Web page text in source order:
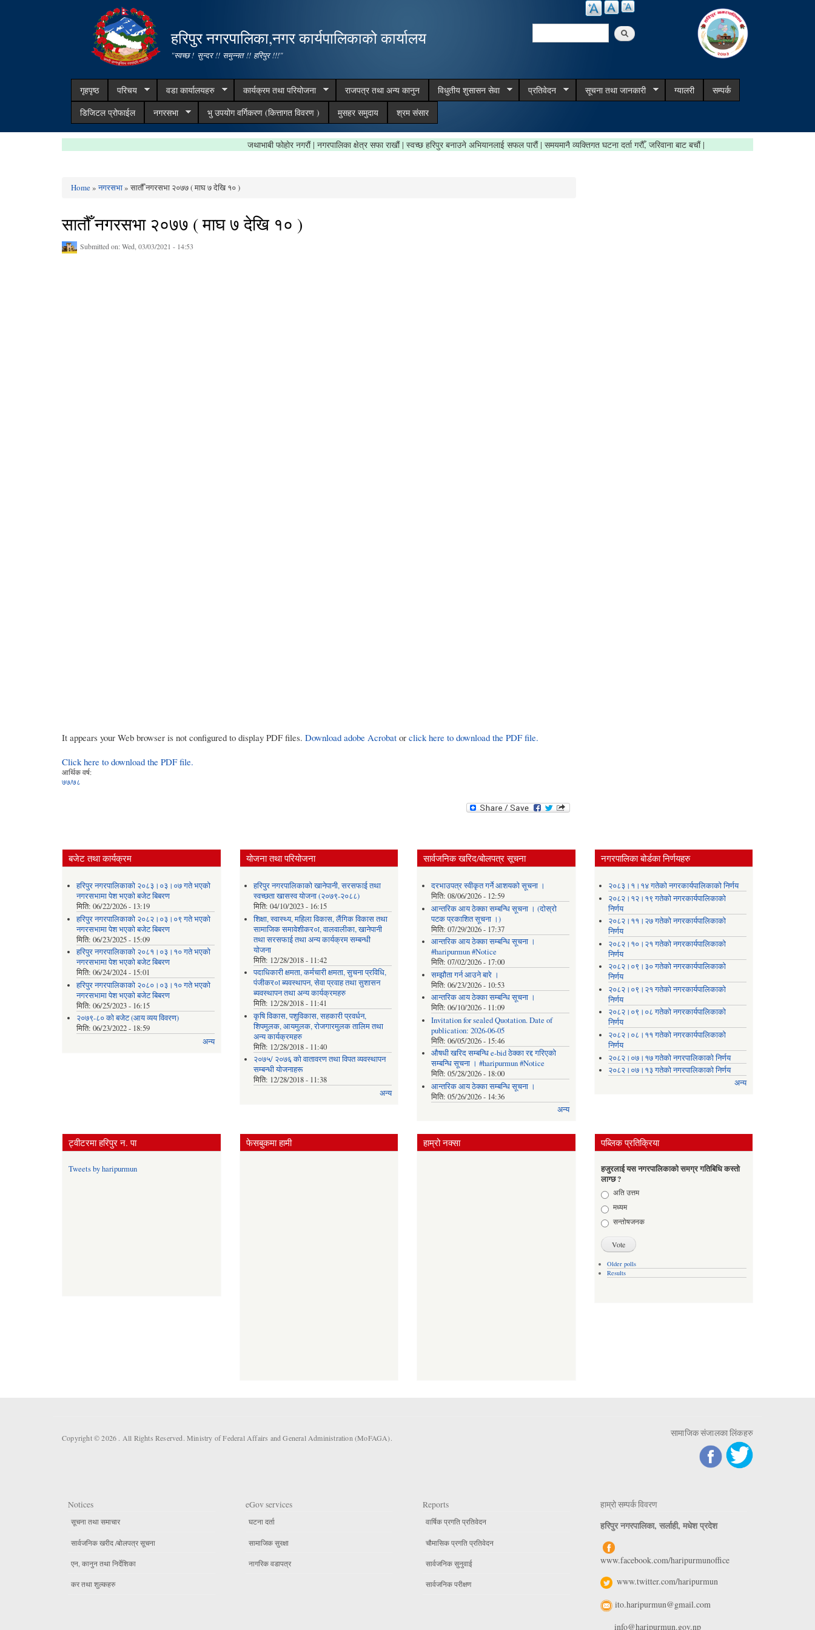
content
हरिपुर नगरपालिका,नगर कार्यपालिकाको कार्यालय
"स्वच्छ ! सुन्दर !! समुन्नत !! हरिपुर !!!"
Search
गृहपृष्ठ परिचय वडा कार्यालयहरु कार्यक्रम तथा परियोजना राजपत्र तथा अन्य कानुन विधुतीय शुसासन सेवा प्रतिवेदन सूचना तथा जानकारी ग्यालरी
सम्पर्क
डिजिटल प्रोफाईल
नगरसभा भु उपयोग वर्गिकरण (कित्तागत विवरण ) मुसहर समुदाय श्रम संसार
जथाभाबी फोहोर नगरौं | नगरपालिका क्षेत्र सफा राखौं | स्वच्छ हरिपुर बनाउने अभियानलाई सफल पारौं | समयमानै व्यक्तिगत घटना दर्ता गरौँ, जरिवाना बाट बचौं |
Home»नगरसभा» सातौँ नगरसभा २०७७ ( माघ ७ देखि १० )
सातौँ नगरसभा २०७७ ( माघ ७ देखि १० )
Submitted on:Wed, 03/03/2021 - 14:53
It appears your Web browser is not configured to display PDF files. Download adobe Acrobat or click here to download the PDF file.
Click here to download the PDF file.
आर्थिक वर्ष:
७७/७८
बजेट तथा कार्यक्रम
हरिपुर नगरपालिकाको २०८३।०३।०७ गते भएको
नगरसभामा पेश भएको बजेट बिबरण
मिति: 06/22/2026 - 13:19
हरिपुर नगरपालिकाको २०८२।०३।०९ गते भएको
नगरसभामा पेश भएको बजेट बिबरण
मिति: 06/23/2025 - 15:09
हरिपुर नगरपालिकाको २०८१।०३।१० गते भएको
नगरसभामा पेश भएको बजेट बिबरण
मिति: 06/24/2024 - 15:01
हरिपुर नगरपालिकाको २०८०।०३।१० गते भएको
नगरसभामा पेश भएको बजेट बिबरण
मिति: 06/25/2023 - 16:15
२०७९-८० को बजेट (आय व्यय विवरण)
मिति: 06/23/2022 - 18:59
अन्य
योजना तथा परियोजना
हरिपुर नगरपालिकाको खानेपानी, सरसफाई तथा
स्वच्छता खासस्व योजना (२०७९-२०८८)
मिति:04/10/2023 - 16:15
शिक्षा, स्वास्थ्य, महिला विकास, लैंगिक विकास तथा
सामाजिक समावेशीकर०ा, वालवालीका, खानेपानी
तथा सरसफाई तथा अन्य कार्यक्रम सम्बन्धी
योजना
मिति: 12/28/2018 - 11:42
पदाधिकारी क्षमता, कर्मचारी क्षमता, सुचना प्रविधि,
पंजीकर०ा ब्यवस्थापन, सेवा प्रवाह तथा सुशासन
ब्यवस्थापन तथा अन्य कार्यक्रमहरु
मिति: 12/28/2018 - 11:41
कृषि विकास, पशुविकास, सहकारी प्रवर्धन,
शिपमुलक, आयमुलक, रोजगारमुलक तालिम तथा
अन्य कार्यक्रमहरु
मिति: 12/28/2018 - 11:40
२०७५/ २०७६ को वातावरण तथा विपत व्यवस्थापन
सम्बन्धी योजनाहरू
मिति: 12/28/2018 - 11:38
अन्य
सार्वजनिक खरिद/बोलपत्र सूचना
दरभाउपत्र स्वीकृत गर्ने आशयको सूचना ।
मिति: 08/06/2026 - 12:59
आन्तरिक आय ठेक्का सम्बन्धि सूचना । (दोस्रो
पटक प्रकाशित सूचना ।)
मिति: 07/29/2026 - 17:37
आन्तरिक आय ठेक्का सम्बन्धि सूचना ।
#haripurmun #Notice
मिति: 07/02/2026 - 17:00
सम्झौता गर्न आउने बारे ।
मिति: 06/23/2026 - 10:53
आन्तरिक आय ठेक्का सम्बन्धि सूचना ।
मिति: 06/10/2026 - 11:09
Invitation for sealed Quotation. Date of
publication: 2026-06-05
मिति: 06/05/2026 - 15:46
औषधी खरिद सम्बन्धि e-bid ठेक्का रद्द गरिएको
सम्बन्धि सूचना । #haripurmun #Notice
मिति: 05/28/2026 - 18:00
आन्तरिक आय ठेक्का सम्बन्धि सूचना ।
मिति: 05/26/2026 - 14:36
अन्य
नगरपालिका बोर्डका निर्णयहरु
२०८३।१।१४ गतेको नगरकार्यपालिकाको निर्णय
२०८२।१२।१९ गतेको नगरकार्यपालिकाको
निर्णय
२०८२।११।२७ गतेको नगरकार्यपालिकाको
निर्णय
२०८२।१०।२१ गतेको नगरकार्यपालिकाको
निर्णय
२०८२।०९।३० गतेको नगरकार्यपालिकाको
निर्णय
२०८२।०९।२१ गतेको नगरकार्यपालिकाको
निर्णय
२०८२।०९।०८ गतेको नगरकार्यपालिकाको
निर्णय
२०८२।०८।११ गतेको नगरकार्यपालिकाको
निर्णय
२०८२।०७।१७ गतेको नगरपालिकाको निर्णय
२०८२।०७।१३ गतेको नगरपालिकाको निर्णय
अन्य
ट्वीटरमा हरिपुर न. पा
Tweets by haripurmun
फेसबुकमा हामी हाम्रो नक्सा पब्लिक प्रतिक्रिया
हजुरलाई यस नगरपालिकाको समग्र गतिबिधि कस्तो
लाग्छ ?
Choicesअति उत्तम
मध्यम
सन्तोषजनक
Older polls
Results
Copyright © 2026 . All Rights Reserved. Ministry of Federal Affairs and General Administration (MoFAGA). सामाजिक संजालका लिंकहरु
Notices
सूचना तथा समाचार
सार्वजनिक खरीद /बोलपत्र सूचना
एन, कानुन तथा निर्देशिका
कर तथा शुल्कहरु
eGov services
घटना दर्ता
सामाजिक सुरक्षा
नागरिक वडापत्र
Reports
वार्षिक प्रगति प्रतिवेदन
चौमासिक प्रगति प्रतिवेदन
सार्वजनिक सुनुवाई
सार्वजनिक परीक्षण
हाम्रो सम्पर्क विवरण
हरिपुर नगरपालिका, सर्लाही, मधेश प्रदेश
www.facebook.com/haripurmunoffice
www.twitter.com/haripurmun
ito.haripurmun@gmail.com
info@haripurmun.gov.np